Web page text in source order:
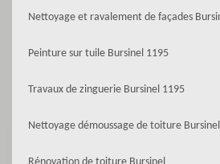
Nettoyage et ravalement de façades
Peinture sur tuile Bursinel 1195
Travaux de zinguerie Bursinel 1195
Nettoyage démoussage de toiture